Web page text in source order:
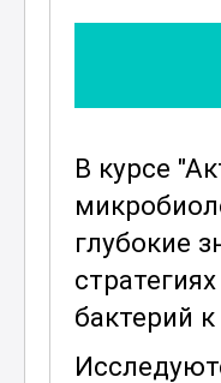
В курсе
глубокие
бактерий